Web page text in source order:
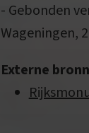
- Gebonden
Wageningen,
Externe